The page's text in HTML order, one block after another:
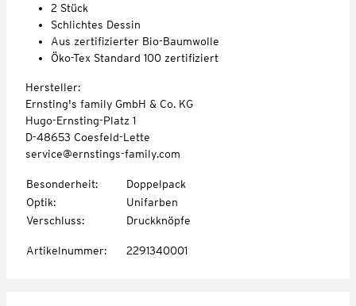
2 Stück
Schlichtes Dessin
Aus zertifizierter Bio-Baumwolle
Öko-Tex Standard 100 zertifiziert
Hersteller:
Ernsting's family GmbH & Co. KG
Hugo-Ernsting-Platz 1
D-48653 Coesfeld-Lette
service@ernstings-family.com
Besonderheit:
Doppelpack
Optik:
Unifarben
Verschluss: Druckknöpfe
Artikelnummer: 2291340001